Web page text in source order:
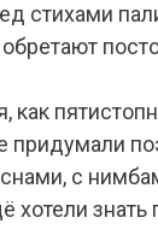
стихами
обретают
как
придумали
с
хотели знать